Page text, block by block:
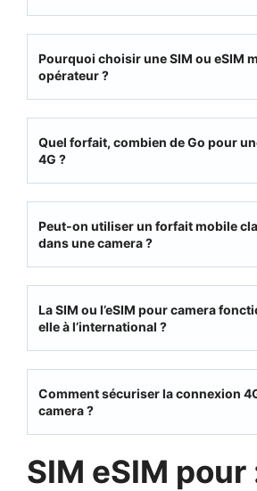
Pourquoi choisir une SIM ou eSIM
opérateur ?
Quel forfait, combien de Go pour
4G ?
Peut-on utiliser un forfait mobile
dans une camera ?
La SIM ou l’eSIM pour camera
elle à l’international ?
Comment sécuriser la connexion
camera ?
SIM eSIM pour